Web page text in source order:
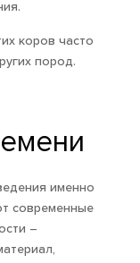
коров часто
пород.
именно
современные
–